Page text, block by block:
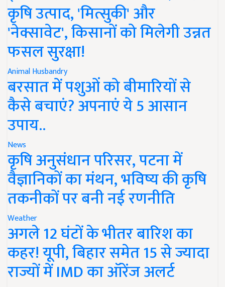
कृषि उत्पाद, 'मित्सुकी' और
'नेक्सावेट', किसानों को मिलेगी उन्नत
फसल सुरक्षा!
Animal Husbandry
बरसात में पशुओं को बीमारियों से
कैसे बचाएं? अपनाएं ये 5 आसान
उपाय..
News
कृषि अनुसंधान परिसर, पटना में
वैज्ञानिकों का मंथन, भविष्य की कृषि
तकनीकों पर बनी नई रणनीति
Weather
अगले 12 घंटों के भीतर बारिश का
कहर! यूपी, बिहार समेत 15 से ज्यादा
राज्यों में IMD का ऑरेंज अलर्ट